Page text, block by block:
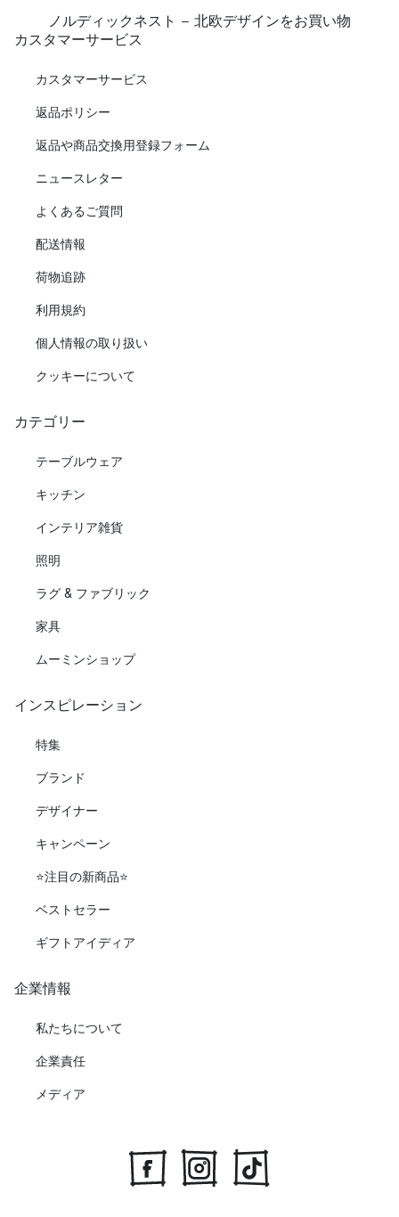
ノルディックネスト - 北欧デザインをお買い物
カスタマーサービス
カスタマーサービス
返品ポリシー
返品や商品交換用登録フォーム
ニュースレター
よくあるご質問
配送情報
荷物追跡
利用規約
個人情報の取り扱い
クッキーについて
カテゴリー
テーブルウェア
キッチン
インテリア雑貨
照明
ラグ & ファブリック
家具
ムーミンショップ
インスピレーション
特集
ブランド
デザイナー
キャンペーン
⭐️注目の新商品⭐️
ベストセラー
ギフトアイディア
企業情報
私たちについて
企業責任
メディア